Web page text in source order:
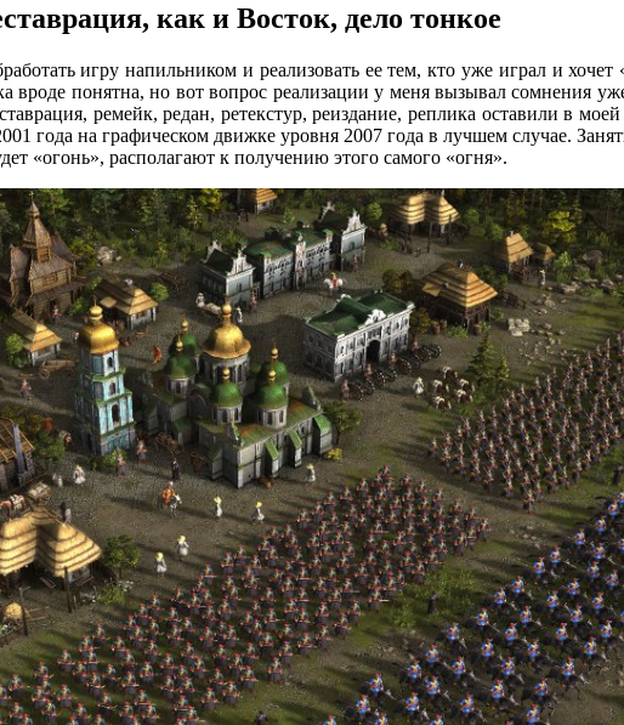
как и Восток, дело тонкое
игру напильником и реализовать ее тем, кто уже играл и
вроде понятна, но вот вопрос реализации у меня вызывал сомнения
ремейк, редан, ретекстур, реиздание, реплика оставили в
года на графическом движке уровня 2007 года в лучшем случае.
«огонь», располагают к получению этого самого «огня».